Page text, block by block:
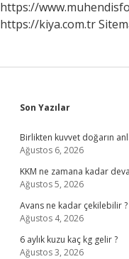
https://
https://kiya.com.tr
Sidebar
Son Yazılar
Birlikten kuvvet doğarın
Ağustos 6, 2026
KKM ne zamana kadar
Ağustos 5, 2026
Avans ne kadar çekilebilir ?
Ağustos 4, 2026
6 aylık kuzu kaç kg gelir ?
Ağustos 3, 2026